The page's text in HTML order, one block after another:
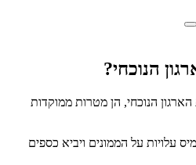
הנוכחי?
הנוכחי, הן מטרות ממוקדות
עלויות על הממונים ויביא כספים